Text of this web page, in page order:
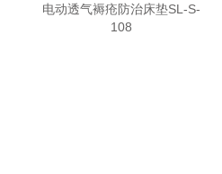
电动透气褥疮防治床垫SL-S-
108